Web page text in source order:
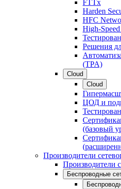
FTTx
Harden
HFC
High-
Решения
(TPA)
Cloud
Cloud
ЦОД и
(базовый
Производители
Производители
Беспроводные